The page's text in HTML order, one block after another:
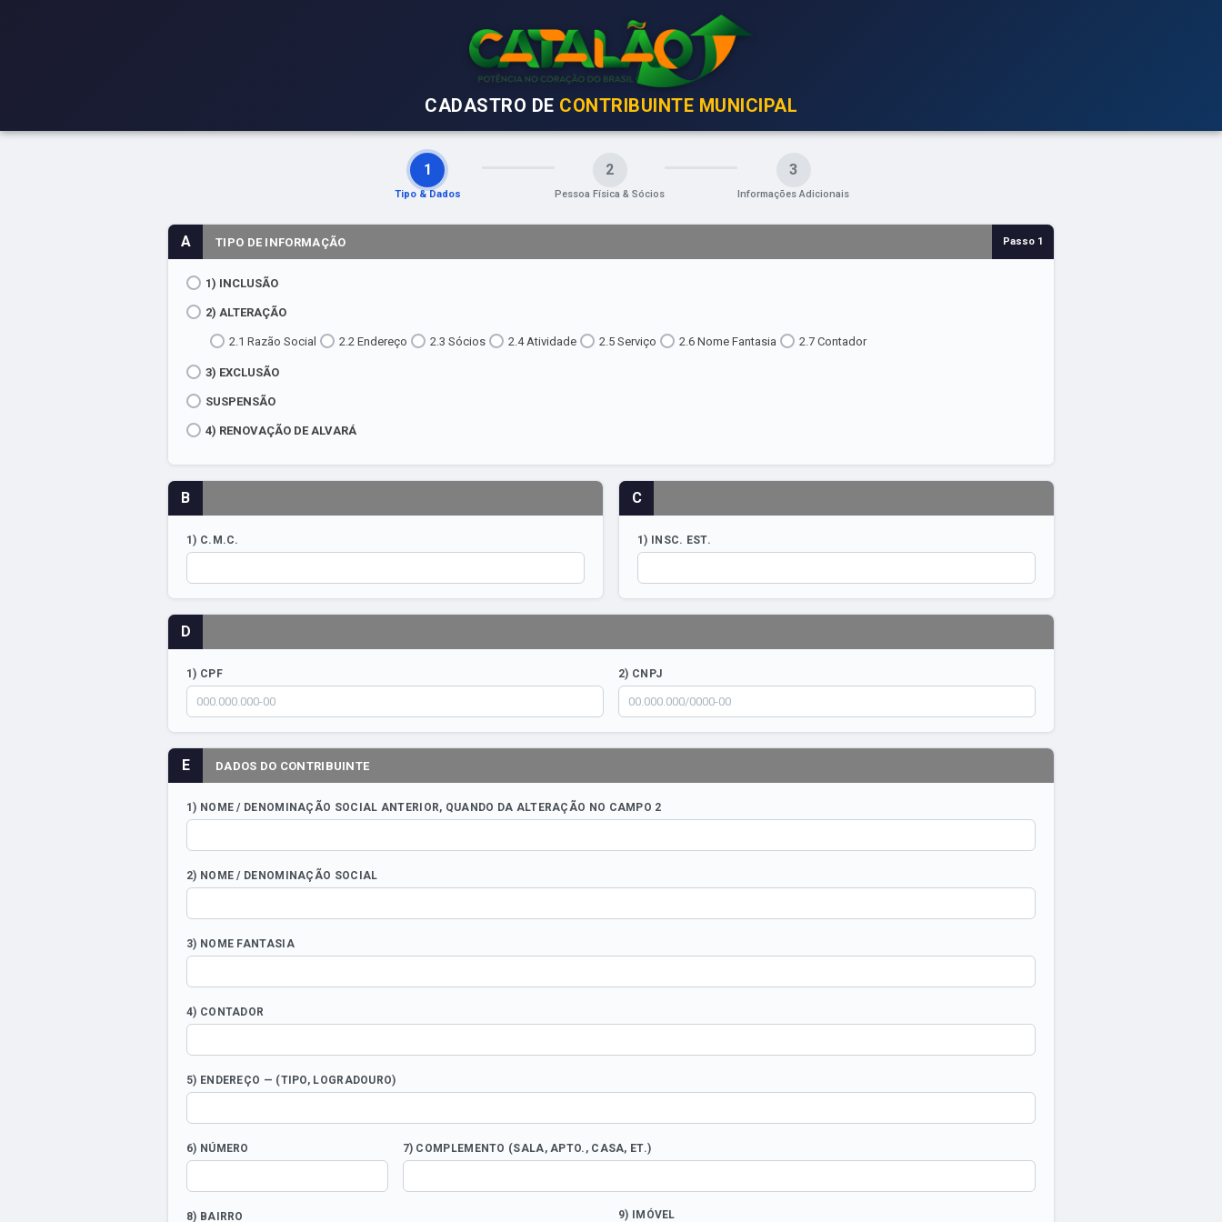
CADASTRO DE CONTRIBUINTE MUNICIPAL
1
Tipo & Dados
2
Pessoa Física & Sócios
3
Informações Adicionais
A TIPO DE INFORMAÇÃO Passo 1
1) INCLUSÃO
2) ALTERAÇÃO
2.1 Razão Social 2.2 Endereço 2.3 Sócios 2.4 Atividade 2.5 Serviço 2.6 Nome Fantasia 2.7 Contador
3) EXCLUSÃO
SUSPENSÃO
4) RENOVAÇÃO DE ALVARÁ
B
1) C.M.C.
C
1) INSC. EST.
D
1) CPF 2) CNPJ
E DADOS DO CONTRIBUINTE
1) NOME / DENOMINAÇÃO SOCIAL ANTERIOR, QUANDO DA ALTERAÇÃO NO CAMPO 2
2) NOME / DENOMINAÇÃO SOCIAL
3) NOME FANTASIA
4) CONTADOR
5) ENDEREÇO — (TIPO, LOGRADOURO)
6) NÚMERO 7) COMPLEMENTO (SALA, APTO., CASA, ET.)
8) BAIRRO 9) IMÓVEL